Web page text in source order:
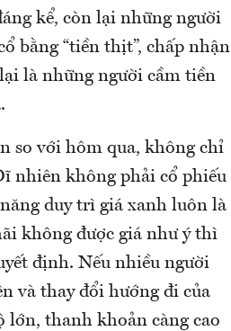
kể, còn lại những người
bằng “tiền thịt”, chấp nhận
là những người cầm tiền
so với hôm qua, không chỉ
nhiên không phải cổ phiếu
duy trì giá xanh luôn là
không được giá như ý thì
định. Nếu nhiều người
và thay đổi hướng đi của
lớn, thanh khoản càng cao